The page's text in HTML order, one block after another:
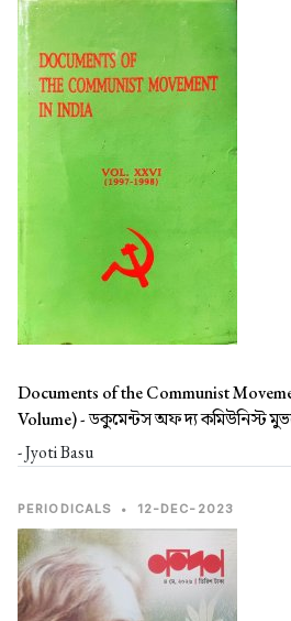
Documents of the Communist
Volume) -ডকুমেন্টস অফ দ্য কমিউনিস্ট
- Jyoti Basu
PERIODICALS • 12-DEC-2023